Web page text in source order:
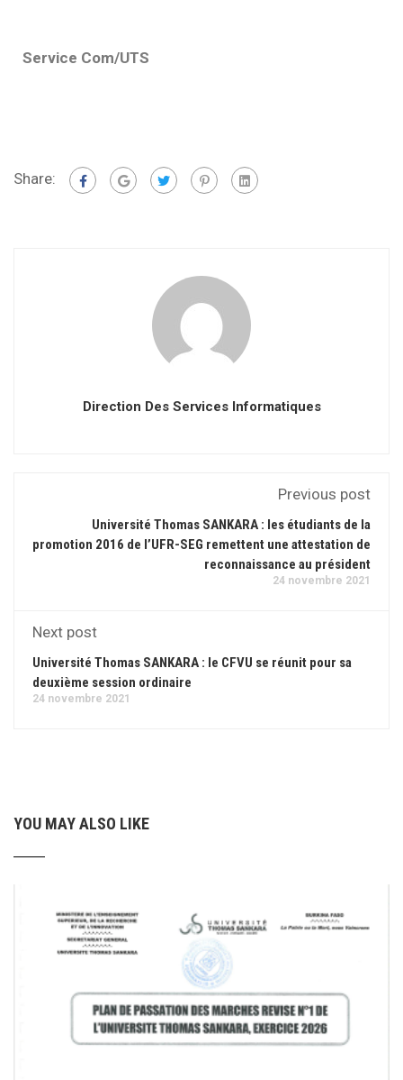
Service Com/UTS
Share:
Direction Des Services Informatiques
Previous post
Université Thomas SANKARA : les étudiants de la
promotion 2016 de l’UFR-SEG remettent une attestation de
reconnaissance au président
24 novembre 2021
Next post
Université Thomas SANKARA : le CFVU se réunit pour sa
deuxième session ordinaire
24 novembre 2021
YOU MAY ALSO LIKE